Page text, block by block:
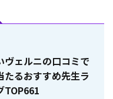
ヴェルニの口コミで
たるおすすめ先生ラ
TOP661